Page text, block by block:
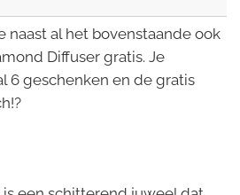
naast al het bovenstaande ook
Diffuser gratis. Je
6 geschenken en de gratis